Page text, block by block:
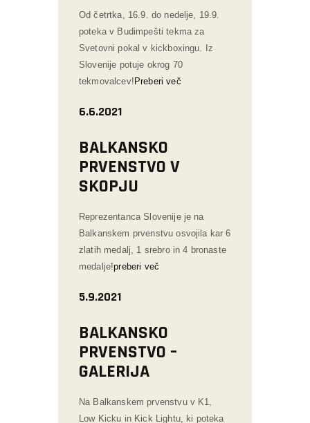
Od četrtka, 16.9. do nedelje, 19.9.
poteka v Budimpešti tekma za
Svetovni pokal v kickboxingu. Iz
Slovenije potuje okrog 70
tekmovalcev! Preberi več
6.6.2021
BALKANSKO
PRVENSTVO V
SKOPJU
Reprezentanca Slovenije je na
Balkanskem prvenstvu osvojila kar 6
zlatih medalj, 1 srebro in 4 bronaste
medalje!preberi več
5.9.2021
BALKANSKO
PRVENSTVO –
GALERIJA
Na Balkanskem prvenstvu v K1,
Low Kicku in Kick Lightu, ki poteka